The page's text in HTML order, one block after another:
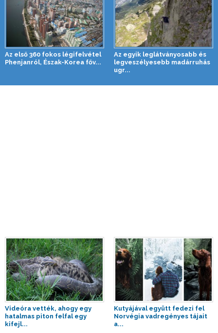
Az első 360 fokos légifelvétel
Phenjanról, Észak-Korea főv...
Az egyik leglátványosabb és
legveszélyesebb madárruhás
ugr...
Videóra vették, ahogy egy
hatalmas piton felfal egy
kifejl...
Kutyájával együtt fedezi fel
Norvégia vadregényes tájait
a...